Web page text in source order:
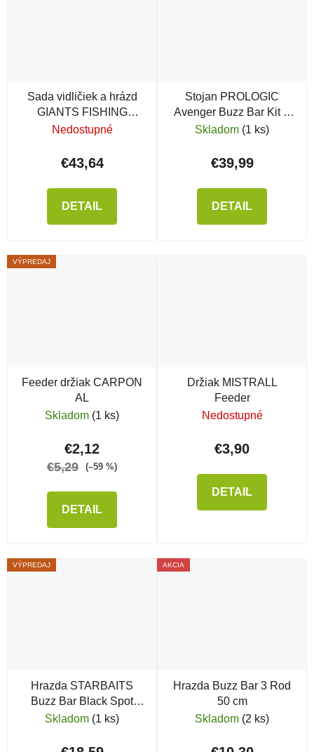
Sada vidličiek a hrázd
GIANTS FISHING
Gaube Buzzer Bar Set 2
Nedostupné
€43,64
DETAIL
Stojan PROLOGIC
Avenger Buzz Bar Kit &
Carrycase 2 Rod
Skladom (1 ks)
€39,99
DETAIL
VÝPREDAJ
Feeder držiak CARPON
AL
Skladom (1 ks)
€2,12
€5,29 (–59 %)
DETAIL
Držiak MISTRALL
Feeder
Nedostupné
€3,90
DETAIL
VÝPREDAJ
Hrazda STARBAITS
Buzz Bar Black Spot
Magnet 2 Rods
Skladom (1 ks)
AKCIA
Hrazda Buzz Bar 3 Rod
50 cm
Skladom (2 ks)